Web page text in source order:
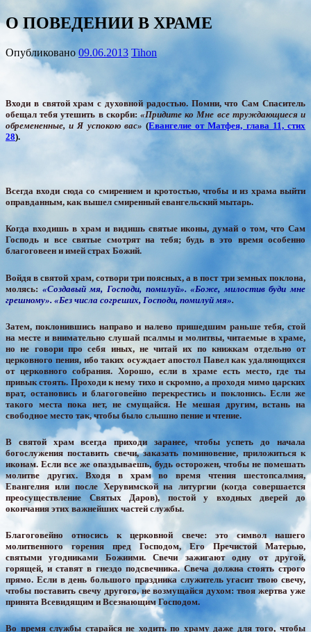
О ПОВЕДЕНИИ В ХРАМЕ
Опубликовано 09.06.2013 Tihon
Входи в святой храм с духовной радостью. Помни, что Сам Спаситель
обещал тебя утешить в скорби: «Придите ко Мне все труждающиеся и
обремененные, и Я успокою вас» (Евангелие от Матфея, глава 11, стих
28).
Всегда входи сюда со смирением и кротостью, чтобы и из храма выйти
оправданным, как вышел смиренный евангельский мытарь.
Когда входишь в храм и видишь святые иконы, думай о том, что Сам
Господь и все святые смотрят на тебя; будь в это время особенно
благоговеен и имей страх Божий.
Войдя в святой храм, сотвори три поясных, а в пост три земных поклона,
молясь: «Создавый мя, Господи, помилуй». «Боже, милостив буди мне
грешному». «Без числа согреших, Господи, помилуй мя».
Затем, поклонившись направо и налево пришедшим раньше тебя, стой
на месте и внимательно слушай псалмы и молитвы, читаемые в храме,
но не говори про себя иных, не читай их по книжкам отдельно от
церковного пения, ибо таких осуждает апостол Павел как удаляющихся
от церковного собрания. Хорошо, если в храме есть место, где ты
привык стоять. Проходи к нему тихо и скромно, а проходя мимо царских
врат, остановись и благоговейно перекрестись и поклонись. Если же
такого места пока нет, не смущайся. Не мешая другим, встань на
свободное место так, чтобы было слышно пение и чтение.
В святой храм всегда приходи заранее, чтобы успеть до начала
богослужения поставить свечи, заказать поминовение, приложиться к
иконам. Если все же опаздываешь, будь осторожен, чтобы не помешать
молитве других. Входя в храм во время чтения шестопсалмия,
Евангелия или после Херувимской на литургии (когда совершается
преосуществление Святых Даров), постой у входных дверей до
окончания этих важнейших частей службы.
Благоговейно относись к церковной свече: это символ нашего
молитвенного горения пред Господом, Его Пречистой Матерью,
святыми угодниками Божиими. Свечи зажигают одну от другой,
горящей, и ставят в гнездо подсвечника. Свеча должна стоять строго
прямо. Если в день большого праздника служитель угасит твою свечу,
чтобы поставить свечу другого, не возмущайся духом: твоя жертва уже
принята Всевидящим и Всезнающим Господом.
Во время службы старайся не ходить по храму даже для того, чтобы